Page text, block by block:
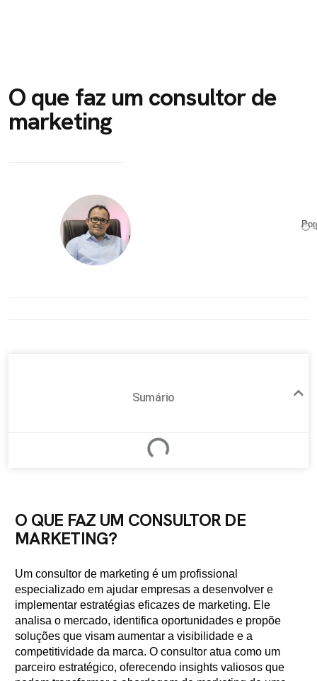
O que faz um consultor de
marketing
⏱
Sumário
O QUE FAZ UM CONSULTOR DE
MARKETING?
Um consultor de marketing é um profissional
especializado em ajudar empresas a desenvolver e
implementar estratégias eficazes de marketing. Ele
analisa o mercado, identifica oportunidades e propõe
soluções que visam aumentar a visibilidade e a
competitividade da marca. O consultor atua como um
parceiro estratégico, oferecendo insights valiosos que